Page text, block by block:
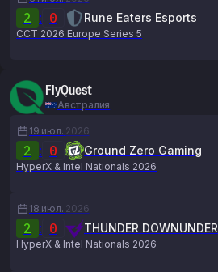
2 : 0 Rune Eaters Esports
CCT 2026 Europe Series 5
FlyQuest
Австралия
19 июл. 2026
2 : 0 Ground Zero Gaming
HyperX & Intel Nationals 2026
18 июл. 2026
2 : 0 THUNDER DOWNUNDER
HyperX & Intel Nationals 2026